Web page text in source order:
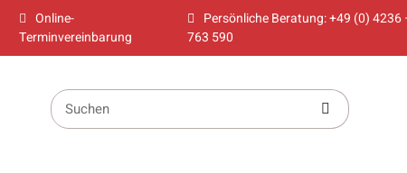
Online-
Terminvereinbarung
Persönliche Beratung: +49 (0) 4236
763 590